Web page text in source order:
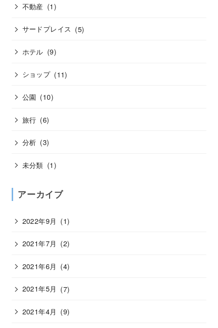
不動産 (1)
サードプレイス (5)
ホテル (9)
ショップ (11)
公園 (10)
旅行 (6)
分析 (3)
未分類 (1)
アーカイブ
2022年9月 (1)
2021年7月 (2)
2021年6月 (4)
2021年5月 (7)
2021年4月 (9)